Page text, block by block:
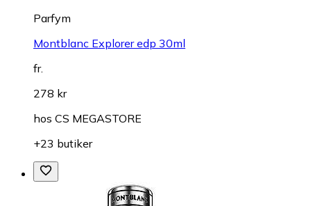
Parfym
Montblanc Explorer edp 30ml
fr.
278 kr
hos CS MEGASTORE
+23 butiker